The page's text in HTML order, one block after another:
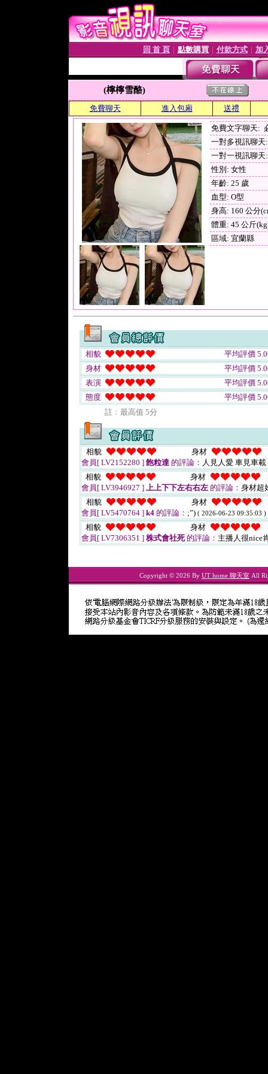
回 首 頁 點數購買│ 付款方式│ 加
(檸檸雪酪)
免費聊天 進入包廂 送禮
免費文字聊天:
一對多視訊聊天
一對一視訊聊天
性別: 女性
年齡: 25 歲
血型: O型
身高: 160 公分
體重: 45 公斤
區域: 宜蘭縣
相貌
平均評價
身材
平均評價
表演
平均評價
態度
平均評價
註﹕最高值 5分
相貌
身材
會員[ LV2152280 ] 飽粒達 的評論： 人見人愛 車見車
相貌
身材
會員[ LV3946927 ] 上上下下左右右左 的評論： 身材超
相貌
身材
會員[ LV5470764 ] k4 的評論： ;”) ( 2026-06-23 09:35:03 )
相貌
身材
會員[ LV7306351 ] 株式會社死的評論： 主播人很nice
Copyright © 2026 By UT home 聊天室 All